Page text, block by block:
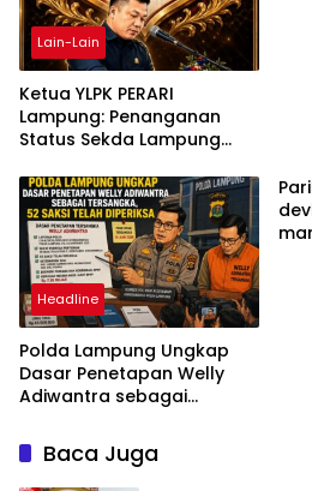
Lain-Lain
Ketua YLPK PERARI
Lampung: Penanganan
Status Sekda Lampung
Berdasarkan Aturan,
Bukan Tekanan Opini
Headline
Polda Lampung Ungkap
Dasar Penetapan Welly
Adiwantra sebagai
Diperiksa
Baca Juga